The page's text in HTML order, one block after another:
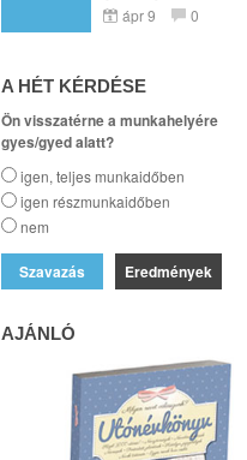
ápr 9 0
A HÉT KÉRDÉSE
Ön visszatérne a munkahelyére
gyes/gyed alatt?
igen, teljes munkaidőben
igen részmunkaidőben
nem
Eredmények
AJÁNLÓ